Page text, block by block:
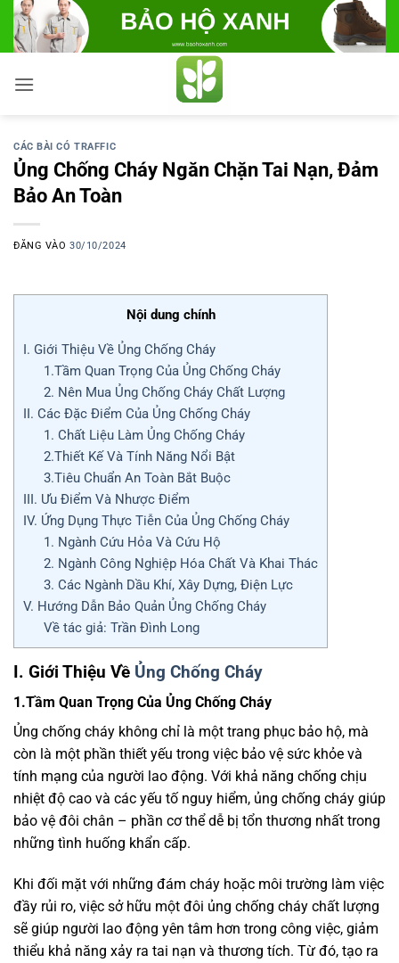
Bỏ
qua
nội
dung
CÁC BÀI CÓ TRAFFIC
Ủng Chống Cháy Ngăn Chặn Tai Nạn, Đảm
Bảo An Toàn
ĐĂNG VÀO30/10/2024
Nội dung chính
I. Giới Thiệu Về Ủng Chống Cháy
1.Tầm Quan Trọng Của Ủng Chống Cháy
2. Nên Mua Ủng Chống Cháy Chất Lượng
II. Các Đặc Điểm Của Ủng Chống Cháy
1. Chất Liệu Làm Ủng Chống Cháy
2.Thiết Kế Và Tính Năng Nổi Bật
3.Tiêu Chuẩn An Toàn Bắt Buộc
III. Ưu Điểm Và Nhược Điểm
IV. Ứng Dụng Thực Tiễn Của Ủng Chống Cháy
1. Ngành Cứu Hỏa Và Cứu Hộ
2. Ngành Công Nghiệp Hóa Chất Và Khai Thác
3. Các Ngành Dầu Khí, Xây Dựng, Điện Lực
V. Hướng Dẫn Bảo Quản Ủng Chống Cháy
Về tác giả: Trần Đình Long
I. Giới Thiệu Về Ủng Chống Cháy
1.Tầm Quan Trọng Của Ủng Chống Cháy
Ủng chống cháy không chỉ là một trang phục bảo hộ, mà
còn là một phần thiết yếu trong việc bảo vệ sức khỏe và
tính mạng của người lao động. Với khả năng chống chịu
nhiệt độ cao và các yếu tố nguy hiểm, ủng chống cháy giúp
bảo vệ đôi chân – phần cơ thể dễ bị tổn thương nhất trong
những tình huống khẩn cấp.
Khi đối mặt với những đám cháy hoặc môi trường làm việc
đầy rủi ro, việc sở hữu một đôi ủng chống cháy chất lượng
sẽ giúp người lao động yên tâm hơn trong công việc, giảm
thiểu khả năng xảy ra tai nạn và thương tích. Từ đó, tạo ra